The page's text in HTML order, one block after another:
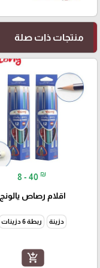
منتجات ذات صلة
8 - 40 ₪
اقلام رصاص يالونج
دزينة ربطة 6 دزينات
add_shopping_cart